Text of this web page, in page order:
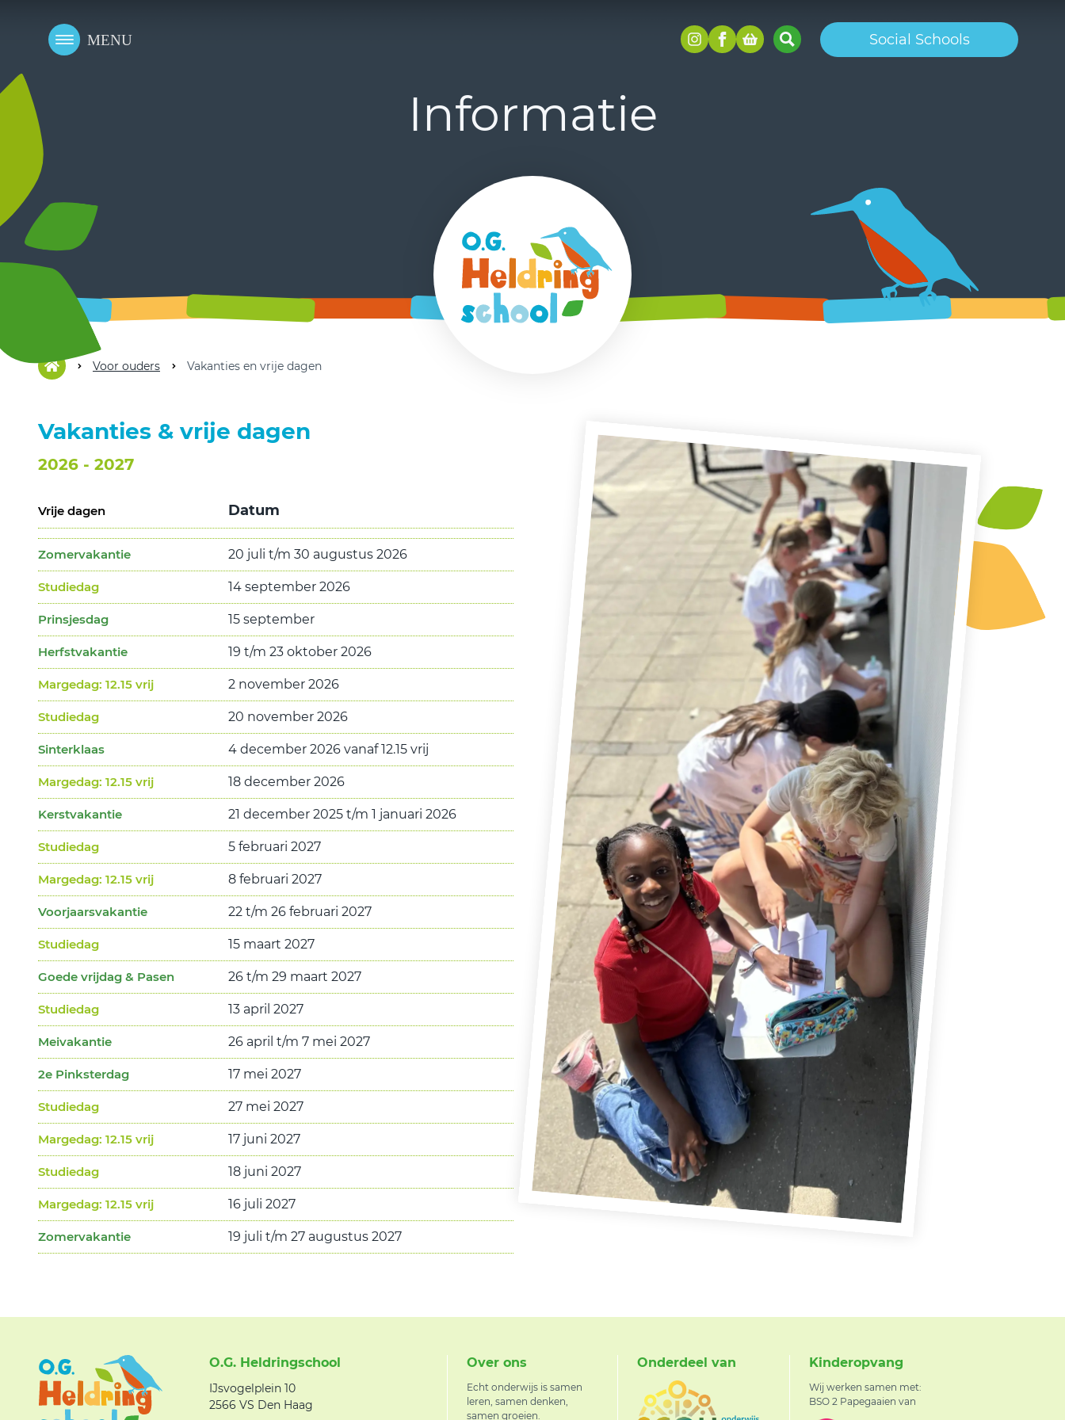
Social Schools
Informatie
Voor ouders Vakanties en vrije dagen
Vakanties & vrije dagen
2026 - 2027
Vrije dagen Datum
Zomervakantie 20 juli t/m 30 augustus 2026
Studiedag 14 september 2026
Prinsjesdag 15 september
Herfstvakantie 19 t/m 23 oktober 2026
Margedag: 12.15 vrij 2 november 2026
Studiedag 20 november 2026
Sinterklaas 4 december 2026 vanaf 12.15 vrij
Margedag: 12.15 vrij 18 december 2026
Kerstvakantie 21 december 2025 t/m 1 januari 2026
Studiedag 5 februari 2027
Margedag: 12.15 vrij 8 februari 2027
Voorjaarsvakantie 22 t/m 26 februari 2027
Studiedag 15 maart 2027
Goede vrijdag & Pasen 26 t/m 29 maart 2027
Studiedag 13 april 2027
Meivakantie 26 april t/m 7 mei 2027
2e Pinksterdag 17 mei 2027
Studiedag 27 mei 2027
Margedag: 12.15 vrij 17 juni 2027
Studiedag 18 juni 2027
Margedag: 12.15 vrij 16 juli 2027
Zomervakantie 19 juli t/m 27 augustus 2027
O.G. Heldringschool
IJsvogelplein 10
2566 VS Den Haag
Over ons
Echt onderwijs is samen
leren, samen denken,
samen groeien.
Onderdeel van Kinderopvang
Wij werken samen met:
BSO 2 Papegaaien van